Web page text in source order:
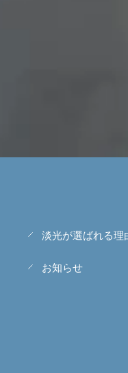
淡光が選ばれる理
お知らせ